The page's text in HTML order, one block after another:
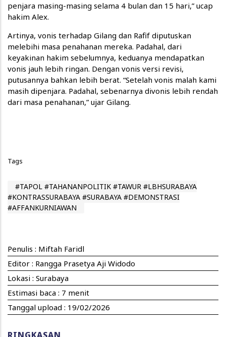
penjara masing-masing selama 4 bulan dan 15 hari,” ucap
hakim Alex.
Artinya, vonis terhadap Gilang dan Rafif diputuskan
melebihi masa penahanan mereka. Padahal, dari
keyakinan hakim sebelumnya, keduanya mendapatkan
vonis jauh lebih ringan. Dengan vonis versi revisi,
putusannya bahkan lebih berat. “Setelah vonis malah kami
masih dipenjara. Padahal, sebenarnya divonis lebih rendah
dari masa penahanan,” ujar Gilang.
Tags
#TAPOL #TAHANANPOLITIK #TAWUR #LBHSURABAYA
#KONTRASSURABAYA #SURABAYA #DEMONSTRASI
#AFFANKURNIAWAN
Penulis : Miftah Faridl
Editor : Rangga Prasetya Aji Widodo
Lokasi : Surabaya
Estimasi baca : 7 menit
Tanggal upload : 19/02/2026